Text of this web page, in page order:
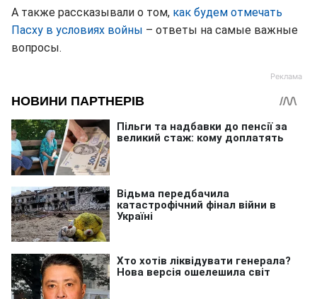
А также рассказывали о том, как будем отмечать
Пасху в условиях войны – ответы на самые важные
вопросы.